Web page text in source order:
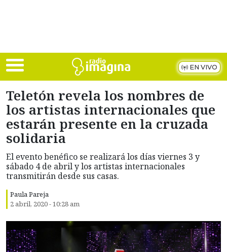
EN VIVO
Teletón revela los nombres de
los artistas internacionales que
estarán presente en la cruzada
solidaria
El evento benéfico se realizará los días viernes 3 y
sábado 4 de abril y los artistas internacionales
transmitirán desde sus casas.
Paula Pareja
2 abril, 2020 - 10:28 am